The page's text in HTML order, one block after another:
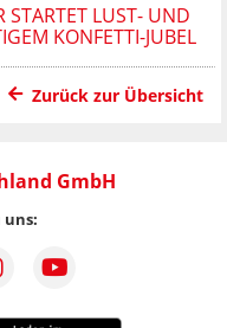
STARTET LUST- UND
KONFETTI-JUBEL
Zurück zur Übersicht
GmbH
uns: